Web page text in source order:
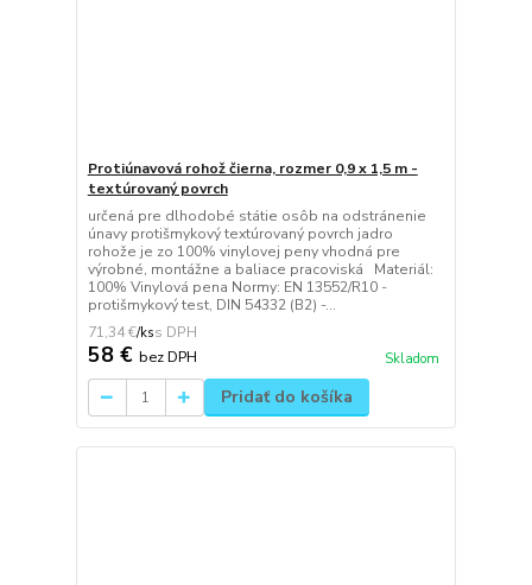
Protiúnavová rohož čierna, rozmer 0,9 x 1,5 m -
textúrovaný povrch
určená pre dlhodobé státie osôb na odstránenie
únavy protišmykový textúrovaný povrch jadro
rohože je zo 100% vinylovej peny vhodná pre
výrobné, montážne a baliace pracoviská Materiál:
100% Vinylová pena Normy: EN 13552/R10 -
protišmykový test, DIN 54332 (B2) -...
71,34 €/ks
58 € bez DPH Skladom
Pridať do košíka